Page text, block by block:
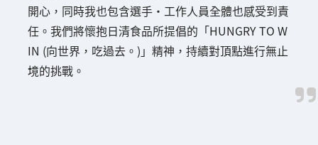
開心，同時我也包含選手・工作人員全體也感受到責
任。我們將懷抱日清食品所提倡的「HUNGRY TO W
IN (向世界，吃過去。)」精神，持續對頂點進行無止
境的挑戰。